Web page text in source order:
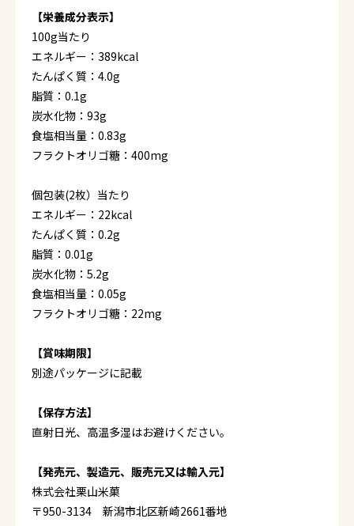
【栄養成分表示】
100g当たり
エネルギー：389kcal
たんぱく質：4.0g
脂質：0.1g
炭水化物：93g
食塩相当量：0.83g
フラクトオリゴ糖：400mg
個包装(2枚）当たり
エネルギー：22kcal
たんぱく質：0.2g
脂質：0.01g
炭水化物：5.2g
食塩相当量：0.05g
フラクトオリゴ糖：22mg
【賞味期限】
別途パッケージに記載
【保存方法】
直射日光、高温多湿はお避けください。
【発売元、製造元、販売元又は輸入元】
株式会社栗山米菓
〒950-3134 新潟市北区新崎2661番地